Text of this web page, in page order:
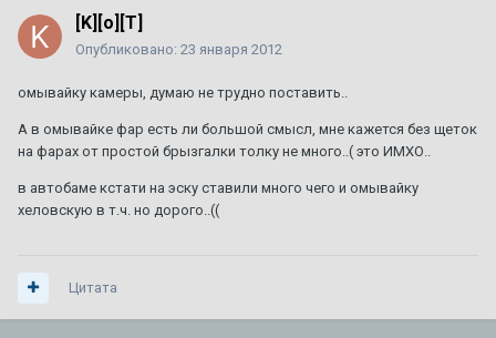
ТО XT5 1 2 3 4
ответа 710 956 просмотров
Автор:A446MO , 24 июня 2011вEscalade III 2006 — 2014
64 ответа 140 380 просмотров
[K][o][T]
Опубликовано: 23 января 2012
омывайку камеры, думаю не трудно поставить..
А в омывайке фар есть ли большой смысл, мне кажется без щеток
на фарах от простой брызгалки толку не много..( это ИМХО..
в автобаме кстати на эску ставили много чего и омывайку
хеловскую в т.ч. но дорого..((
Цитата